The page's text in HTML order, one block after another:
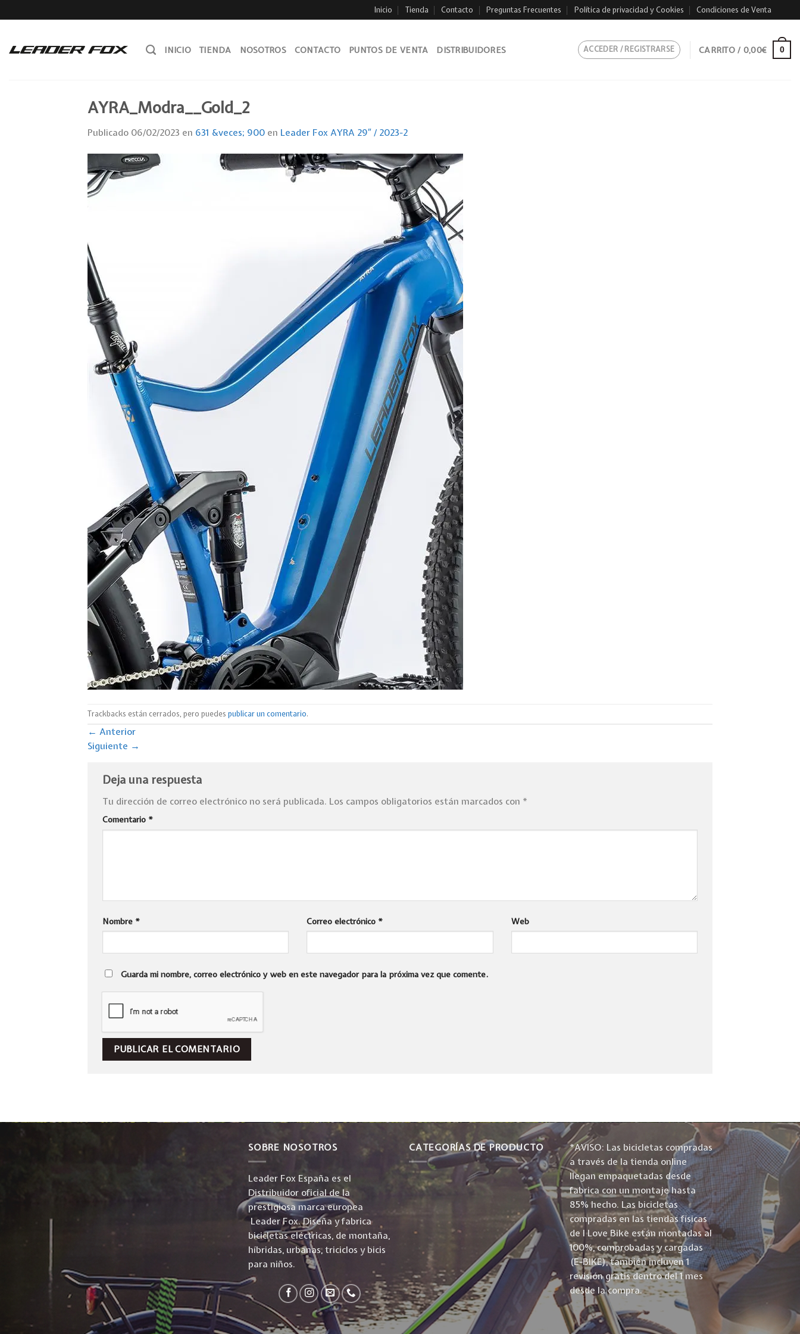
to
Inicio Tienda Contacto Preguntas Frecuentes Política de privacidad y Cookies Condiciones de Venta
INICIO TIENDA NOSOTROS CONTACTO PUNTOS DE VENTA DISTRIBUIDORES ACCEDER / REGISTRARSE CARRITO / 0,00€ 0
AYRA_Modra__Gold_2
Publicado 06/02/2023 en 631 &veces; 900 en Leader Fox AYRA 29″ / 2023-2
Trackbacks están cerrados, pero puedes publicar un comentario.
← Anterior
Siguiente →
Deja una respuesta
Tu dirección de correo electrónico no será publicada. Los campos obligatorios están marcados con *
Comentario *
Nombre * Correo electrónico * Web
Guarda mi nombre, correo electrónico y web en este navegador para la próxima vez que comente.
SOBRE NOSOTROS
Leader Fox España es el
Distribuidor oficial de la
prestigiosa marca europea
Leader Fox. Diseña y fabrica
bicicletas eléctricas, de montaña,
híbridas, urbanas, triciclos y bicis
para niños.
CATEGORÍAS DE PRODUCTO
*AVISO: Las bicicletas compradas
a través de la tienda online
llegan empaquetadas desde
fabrica con un montaje hasta
85% hecho. Las bicicletas
compradas en las tiendas físicas
de I Love Bike están montadas al
100%, comprobadas y cargadas
(E-BIKE), también incluyen 1
revisión gratis dentro del 1 mes
desde la compra.